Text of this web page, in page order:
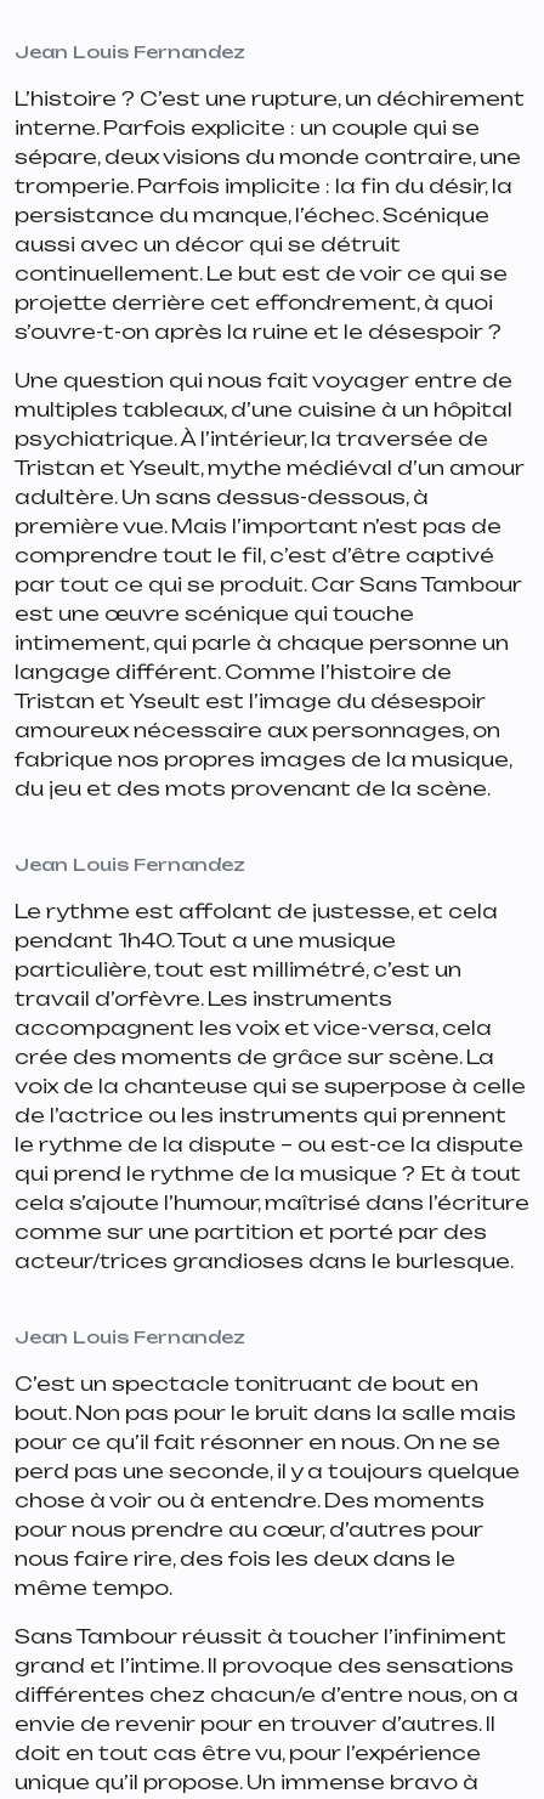
Jean Louis Fernandez
L’histoire ? C’est une rupture, un déchirement
interne. Parfois explicite : un couple qui se
sépare, deux visions du monde contraire, une
tromperie. Parfois implicite : la fin du désir, la
persistance du manque, l’échec. Scénique
aussi avec un décor qui se détruit
continuellement. Le but est de voir ce qui se
projette derrière cet effondrement, à quoi
s’ouvre-t-on après la ruine et le désespoir ?
Une question qui nous fait voyager entre de
multiples tableaux, d’une cuisine à un hôpital
psychiatrique. À l’intérieur, la traversée de
Tristan et Yseult, mythe médiéval d’un amour
adultère. Un sans dessus-dessous, à
première vue. Mais l’important n’est pas de
comprendre tout le fil, c’est d’être captivé
par tout ce qui se produit. Car Sans Tambour
est une œuvre scénique qui touche
intimement, qui parle à chaque personne un
langage différent. Comme l’histoire de
Tristan et Yseult est l’image du désespoir
amoureux nécessaire aux personnages, on
fabrique nos propres images de la musique,
du jeu et des mots provenant de la scène.
Jean Louis Fernandez
Le rythme est affolant de justesse, et cela
pendant 1h40. Tout a une musique
particulière, tout est millimétré, c’est un
travail d’orfèvre. Les instruments
accompagnent les voix et vice-versa, cela
crée des moments de grâce sur scène. La
voix de la chanteuse qui se superpose à celle
de l’actrice ou les instruments qui prennent
le rythme de la dispute – ou est-ce la dispute
qui prend le rythme de la musique ? Et à tout
cela s’ajoute l’humour, maîtrisé dans l’écriture
comme sur une partition et porté par des
acteur/trices grandioses dans le burlesque.
Jean Louis Fernandez
C’est un spectacle tonitruant de bout en
bout. Non pas pour le bruit dans la salle mais
pour ce qu’il fait résonner en nous. On ne se
perd pas une seconde, il y a toujours quelque
chose à voir ou à entendre. Des moments
pour nous prendre au cœur, d’autres pour
nous faire rire, des fois les deux dans le
même tempo.
Sans Tambour réussit à toucher l’infiniment
grand et l’intime. Il provoque des sensations
différentes chez chacun/e d’entre nous, on a
envie de revenir pour en trouver d’autres. Il
doit en tout cas être vu, pour l’expérience
unique qu’il propose. Un immense bravo à